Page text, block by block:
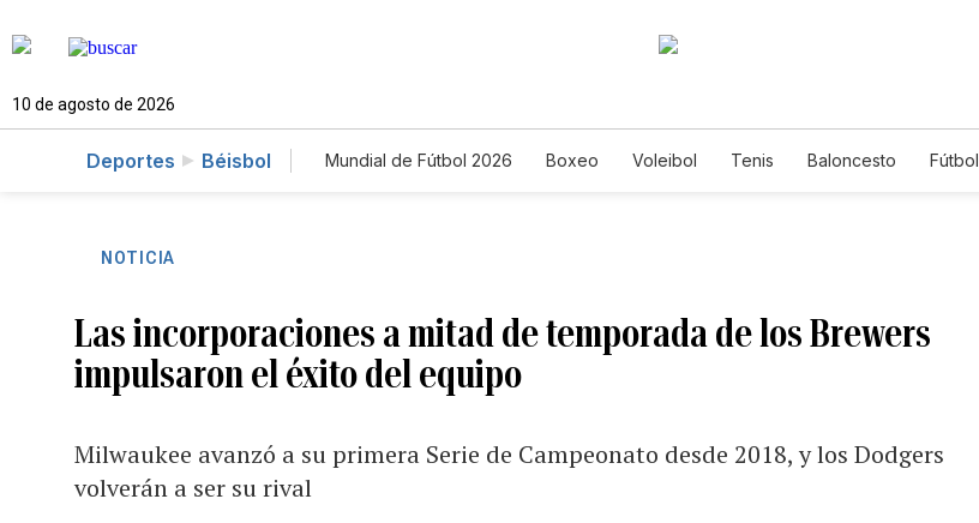
10 de agosto de 2026
Deportes Béisbol Mundial de Fútbol 2026 Boxeo Voleibol Tenis Baloncesto Fútbol
NOTICIA
Las incorporaciones a mitad de temporada de los Brewers
impulsaron el éxito del equipo
Milwaukee avanzó a su primera Serie de Campeonato desde 2018, y los Dodgers
volverán a ser su rival